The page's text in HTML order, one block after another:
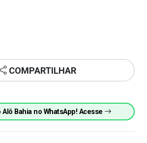
COMPARTILHAR
Bahia no WhatsApp! Acesse